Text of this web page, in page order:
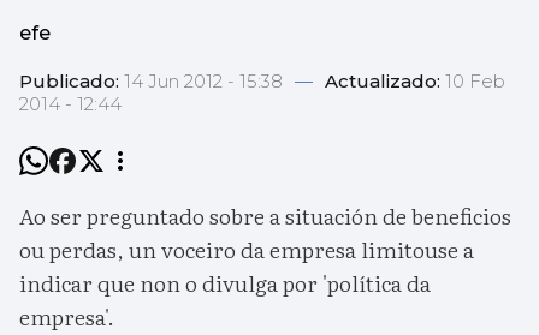
efe
Publicado: 14 Jun 2012 - 15:38 — Actualizado: 10 Feb
2014 - 12:44
Ao ser preguntado sobre a situación de beneficios
ou perdas, un voceiro da empresa limitouse a
indicar que non o divulga por 'política da
empresa'.